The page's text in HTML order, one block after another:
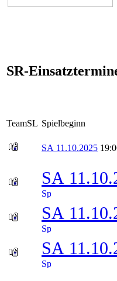
SR-
TeamSL Spielbeginn
SA 11.10.2025
SA
SA
SA